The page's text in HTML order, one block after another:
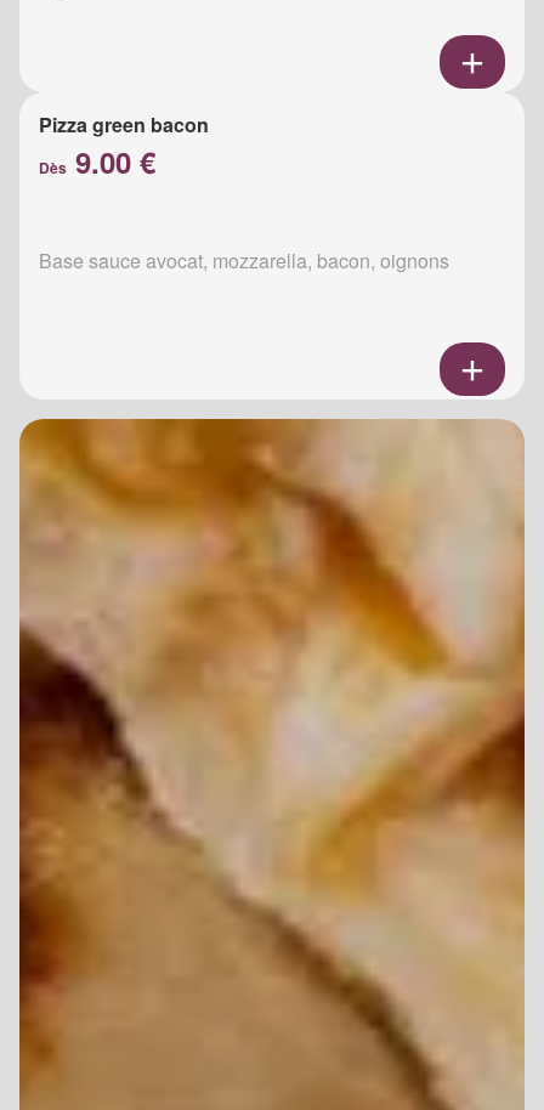
Pizza green bacon
Dès 9.00 €
Base sauce avocat, mozzarella, bacon, oignons